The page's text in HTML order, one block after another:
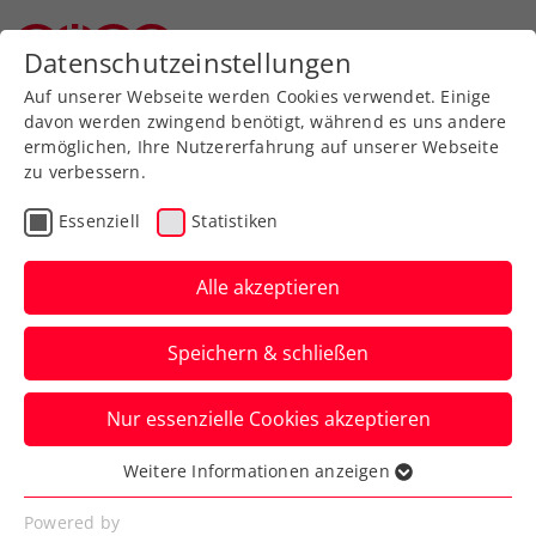
Zurück zur Newsübersicht
Turniere
Upper Austria Ladies
Linz: Ostapenko siegt im
Mitternachtskrimi
Donna Vekic eliminiert beim WTA-Turnier
indes Australian-Open-Halbfinalistin
Dayana Yastremska.
Verfasst von: Presseaussendung / Redaktion, 02.02.2024
Datenschutzeinstellungen
Auf unserer Webseite werden Cookies verwendet. Einige
davon werden zwingend benötigt, während es uns andere
ermöglichen, Ihre Nutzererfahrung auf unserer Webseite
zu verbessern.
Essenziell Statistiken
Alle akzeptieren
Speichern & schließen
Nur essenzielle Cookies akzeptieren
Essenziell
Essenzielle Cookies werden für grundlegende
Weitere Informationen anzeigen
Powered by